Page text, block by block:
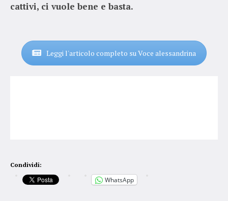
cattivi, ci vuole bene e basta.
Leggi l'articolo completo su Voce alessandrina
Condividi:
WhatsApp